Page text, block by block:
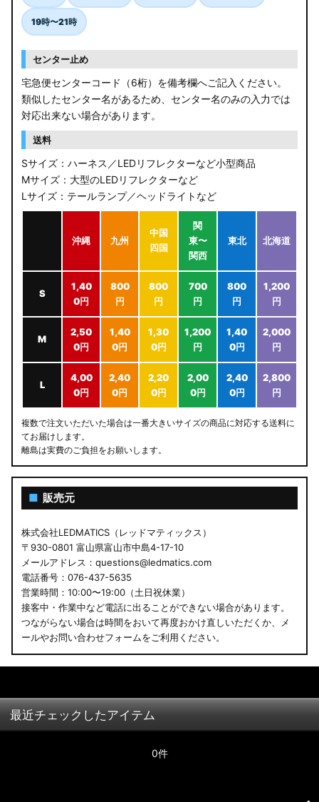
19時〜21時
センター止め
宅急便センターコード（6桁）を備考欄へご記入ください。
類似したセンター名があるため、センター名のみの入力では
対応出来ない場合があります。
送料
Sサイズ：ハーネス／LEDリフレクターなど小型商品
Mサイズ：大型のLEDリフレクターなど
Lサイズ：テールランプ／ヘッドライトなど
沖縄 九州
中国
四国
関
東〜
関西
東北 北海道
S
1,40
0円
800
円
800
円
700
円
800
円
1,200
円
M
2,50
0円
1,40
0円
1,30
0円
1,200
円
1,40
0円
2,000
円
L
4,00
0円
2,40
0円
2,20
0円
2,00
0円
2,40
0円
2,800
円
複数で注文いただいた場合は一番大きいサイズの商品に対応する送料に
てお届けします。
離島は実費のご負担をお願いします。
■ 販売元
株式会社LEDMATICS（レッドマティックス）
〒930-0801 富山県富山市中島4-17-10
メールアドレス：questions@ledmatics.com
電話番号：076-437-5635
営業時間：10:00〜19:00（土日祝休業）
接客中・作業中など電話に出ることができない場合があります。
つながらない場合は時間をおいて再度おかけ直しいただくか、メ
ールやお問い合わせフォームをご利用ください。
最近チェックしたアイテム
0件